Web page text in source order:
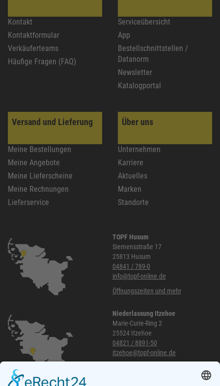
Kontakt
Kontaktformular
Verkäuferteams
Häufige Fragen (FAQ)
Serviceübersicht
App
Bestellschnittstellen /
Datanorm
Newsletter
Katalogportal
Versand und Lieferung
Meine Bestellungen
Meine Angebote
Meine Lieferscheine
Meine Rechnungen
Lieferservice
Über uns
Unternehmen
Karriere
Aktuelles
Marken
Standorte
TOPF Husum
Siemensstraße 17
25813 Husum
04841 / 789-0
info@topf-online.de
Öffnungszeiten und mehr
Niederlassung Itzehoe
Marie-Curie-Ring 2
25524 Itzehoe
04821 / 8891-50
itzehoe@topf-online.de